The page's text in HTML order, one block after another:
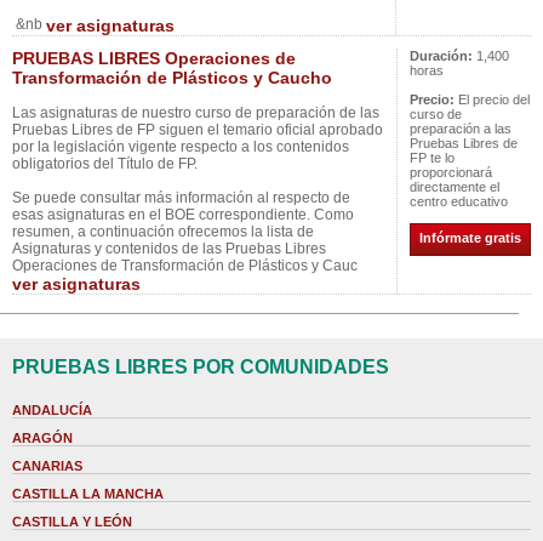
&nb ver asignaturas
PRUEBAS LIBRES Operaciones de
Transformación de Plásticos y Caucho
Las asignaturas de nuestro curso de preparación de las
Pruebas Libres de FP siguen el temario oficial aprobado
por la legislación vigente respecto a los contenidos
obligatorios del Título de FP.
Se puede consultar más información al respecto de
esas asignaturas en el BOE correspondiente. Como
resumen, a continuación ofrecemos la lista de
Asignaturas y contenidos de las Pruebas Libres
Operaciones de Transformación de Plásticos y Cauc
ver asignaturas
Duración: 1,400
horas
Precio: El precio del
curso de
preparación a las
Pruebas Libres de
FP te lo
proporcionará
directamente el
centro educativo
Infórmate gratis
PRUEBAS LIBRES POR COMUNIDADES
ANDALUCÍA
ARAGÓN
CANARIAS
CASTILLA LA MANCHA
CASTILLA Y LEÓN